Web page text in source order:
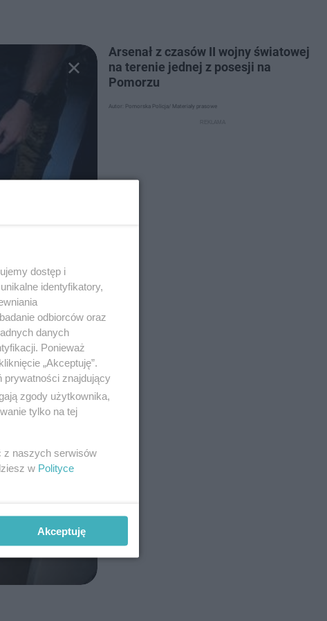
Arsenał z czasów II wojny światowej
na terenie jednej z posesji na
Pomorzu
Autor: Pomorska Policja/ Materiały prasowe
dostęp i
identyfikatory,
odbiorców oraz
danych
Ponieważ
„Akceptuję”.
prywatności znajdujący
zgody użytkownika,
tylko na tej
z naszych serwisów
w Polityce
Akceptuję